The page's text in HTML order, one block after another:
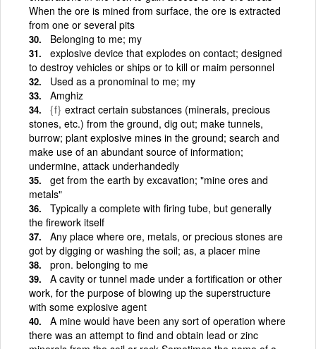
When the ore is mined from surface, the ore is extracted
from one or several pits
Belonging to me; my
explosive device that explodes on contact; designed
to destroy vehicles or ships or to kill or maim personnel
Used as a pronominal to me; my
Amghiz
{f} extract certain substances (minerals, precious
stones, etc.) from the ground, dig out; make tunnels,
burrow; plant explosive mines in the ground; search and
make use of an abundant source of information;
undermine, attack underhandedly
get from the earth by excavation; "mine ores and
metals"
Typically a complete with firing tube, but generally
the firework itself
Any place where ore, metals, or precious stones are
got by digging or washing the soil; as, a placer mine
pron. belonging to me
A cavity or tunnel made under a fortification or other
work, for the purpose of blowing up the superstructure
with some explosive agent
A mine would have been any sort of operation where
there was an attempt to find and obtain lead or zinc